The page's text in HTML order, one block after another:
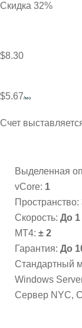
Скидка 32%
$8.30
$5.67/мо
Счет
Выделенная
vCore: 1
Пространство:
Скорость: До 1
MT4: ± 2
Гарантия: До
Стандартный
Windows
Сервер NYC,